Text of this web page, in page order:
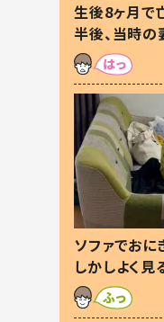
生後8ヶ月
半後、当時
た本音とは
ソファでお
しかしよく見
察した母の投
す！」「現行犯〜